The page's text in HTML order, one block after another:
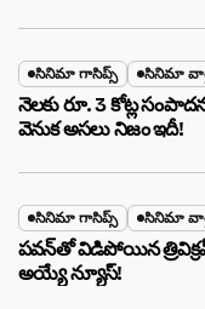
సినిమా గాసిప్స్ సినిమా
నెలకు రూ. 3 కోట్ల
వెనుక అసలు నిజం ఇదీ!
సినిమా గాసిప్స్ సినిమా
పవన్‌తో విడిపోయిన
అయ్యే న్యూస్!